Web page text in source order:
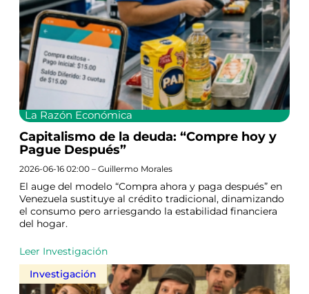
La Razón Económica
Capitalismo de la deuda: “Compre hoy y
Pague Después”
2026-06-16 02:00 – Guillermo Morales
El auge del modelo “Compra ahora y paga después” en
Venezuela sustituye al crédito tradicional, dinamizando
el consumo pero arriesgando la estabilidad financiera
del hogar.
Leer Investigación
Investigación